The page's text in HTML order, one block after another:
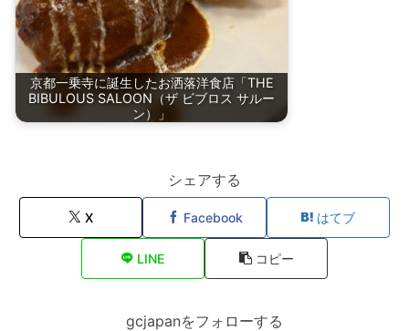
京都一乗寺に誕生したお洒落洋食店「THE
BIBULOUS SALOON（ザ ビブロス サルー
ン）」
シェアする
X Facebook はてブ
LINE コピー
gcjapanをフォローする